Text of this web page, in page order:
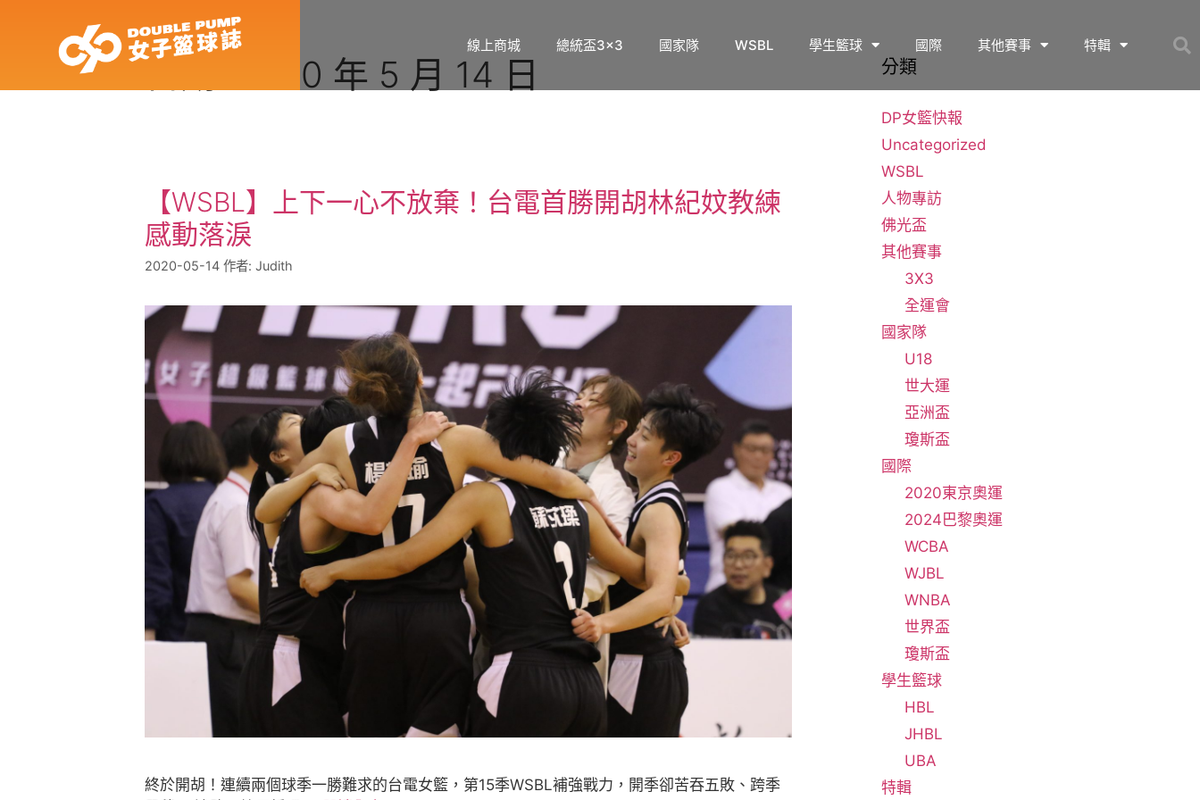
線上商城 總統盃3×3 國家隊 WSBL 學生籃球 國際 其他賽事 特輯
日期: 2020 年 5 月 14 日
【WSBL】上下一心不放棄！台電首勝開胡林紀妏教練
感動落淚
2020-05-14 作者: Judith
終於開胡！連續兩個球季一勝難求的台電女籃，第15季WSBL補強戰力，開季卻苦吞五敗、跨季
分類
DP女籃快報
Uncategorized
WSBL
人物專訪
佛光盃
其他賽事
3X3
全運會
國家隊
U18
世大運
亞洲盃
瓊斯盃
國際
2020東京奧運
2024巴黎奧運
WCBA
WJBL
WNBA
世界盃
瓊斯盃
學生籃球
HBL
JHBL
UBA
特輯